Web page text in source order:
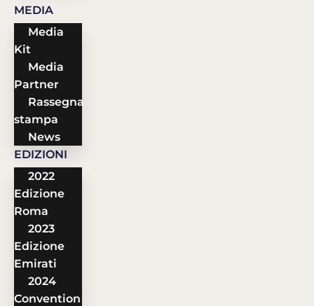
MEDIA
Media
Kit
Media
Partner
Rassegna
stampa
News
EDIZIONI
2022
Edizione
Roma
2023
Edizione
Emirati
2024
Convention